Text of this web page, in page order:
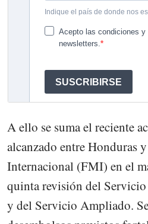
A ello se suma el reciente
alcanzado entre Honduras
Internacional (FMI) en el
quinta revisión del
y del Servicio Ampliado.